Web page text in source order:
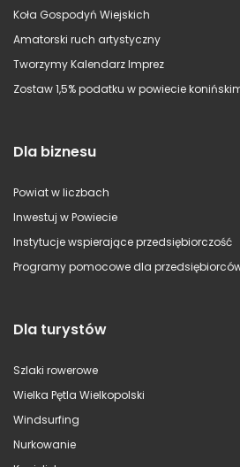
Koła Gospodyń Wiejskich
Amatorski ruch artystyczny
Tworzymy Kalendarz Imprez
Zostaw 1,5% podatku w powiecie
Dla biznesu
Powiat w liczbach
Inwestuj w Powiecie
Instytucje wspierające przedsiębiorczość
Programy pomocowe dla
Dla turystów
Szlaki rowerowe
Wielka Pętla Wielkopolski
Windsurfing
Nurkowanie